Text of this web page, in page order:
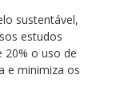
sustentável,
estudos
20% o uso de
e minimiza os